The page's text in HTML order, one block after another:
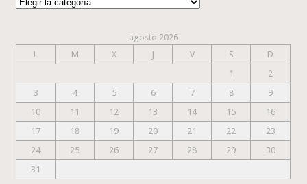
agosto 2026
L
M X J V S
D
1
2
3
4 5 6 7 8
9
10
11 12 13 14 15
16
17
18 19 20 21 22
23
24
25 26 27 28 29
30
31